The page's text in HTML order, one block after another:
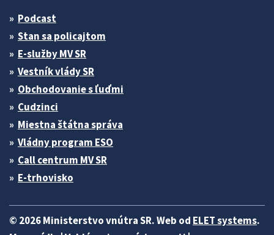
Podcast
Stan sa policajtom
E-služby MV SR
Vestník vlády SR
Obchodovanie s ľuďmi
Cudzinci
Miestna štátna správa
Vládny program ESO
Call centrum MV SR
E-trhovisko
© 2026 Ministerstvo vnútra SR. Web od ELET systems.